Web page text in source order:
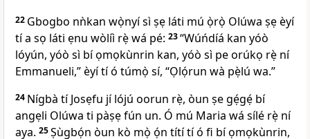
22 Gbogbo nǹkan wọ̀nyí sì ṣẹ láti mú ọ̀rọ̀ Olúwa ṣẹ èyí
tí a sọ láti ẹnu wòlíì rẹ̀ wá pé: 23“Wúńdíá kan yóò
lóyún, yóò sì bí ọmọkùnrin kan, yóò sì pe orúkọ rẹ̀ ní
Emmanueli,” èyí tí ó túmọ̀ sí, “Ọlọ́run wà pẹ̀lú wa.”
24 Nígbà tí Josẹfu jí lójú oorun rẹ̀, òun ṣe gẹ́gẹ́ bí
angẹli Olúwa ti pàṣẹ fún un. Ó mú Maria wá sílé rẹ̀ ní
aya. 25Ṣùgbọ́n òun kò mọ̀ ọ́n títí tí ó fi bí ọmọkùnrin,